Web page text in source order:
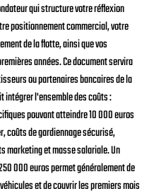
qui structure votre réflexion
positionnement commercial, votre
de la flotte, ainsi que vos
années. Ce document servira
ou partenaires bancaires de la
intégrer l'ensemble des coûts :
pouvant atteindre 10 000 euros
coûts de gardiennage sécurisé,
marketing et masse salariale. Un
000 euros permet généralement de
et de couvrir les premiers mois